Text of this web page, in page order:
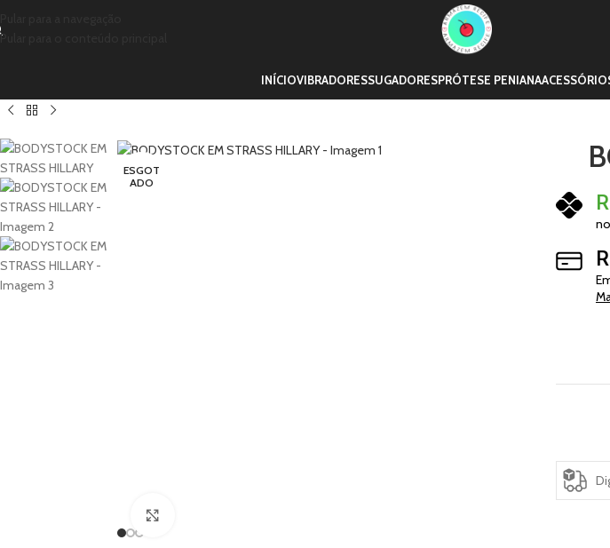
Pular para o conteúdo principal
INÍCIOVIBRADORESSUGADORESPRÓTESE PENIANA
ESGOT
ADO